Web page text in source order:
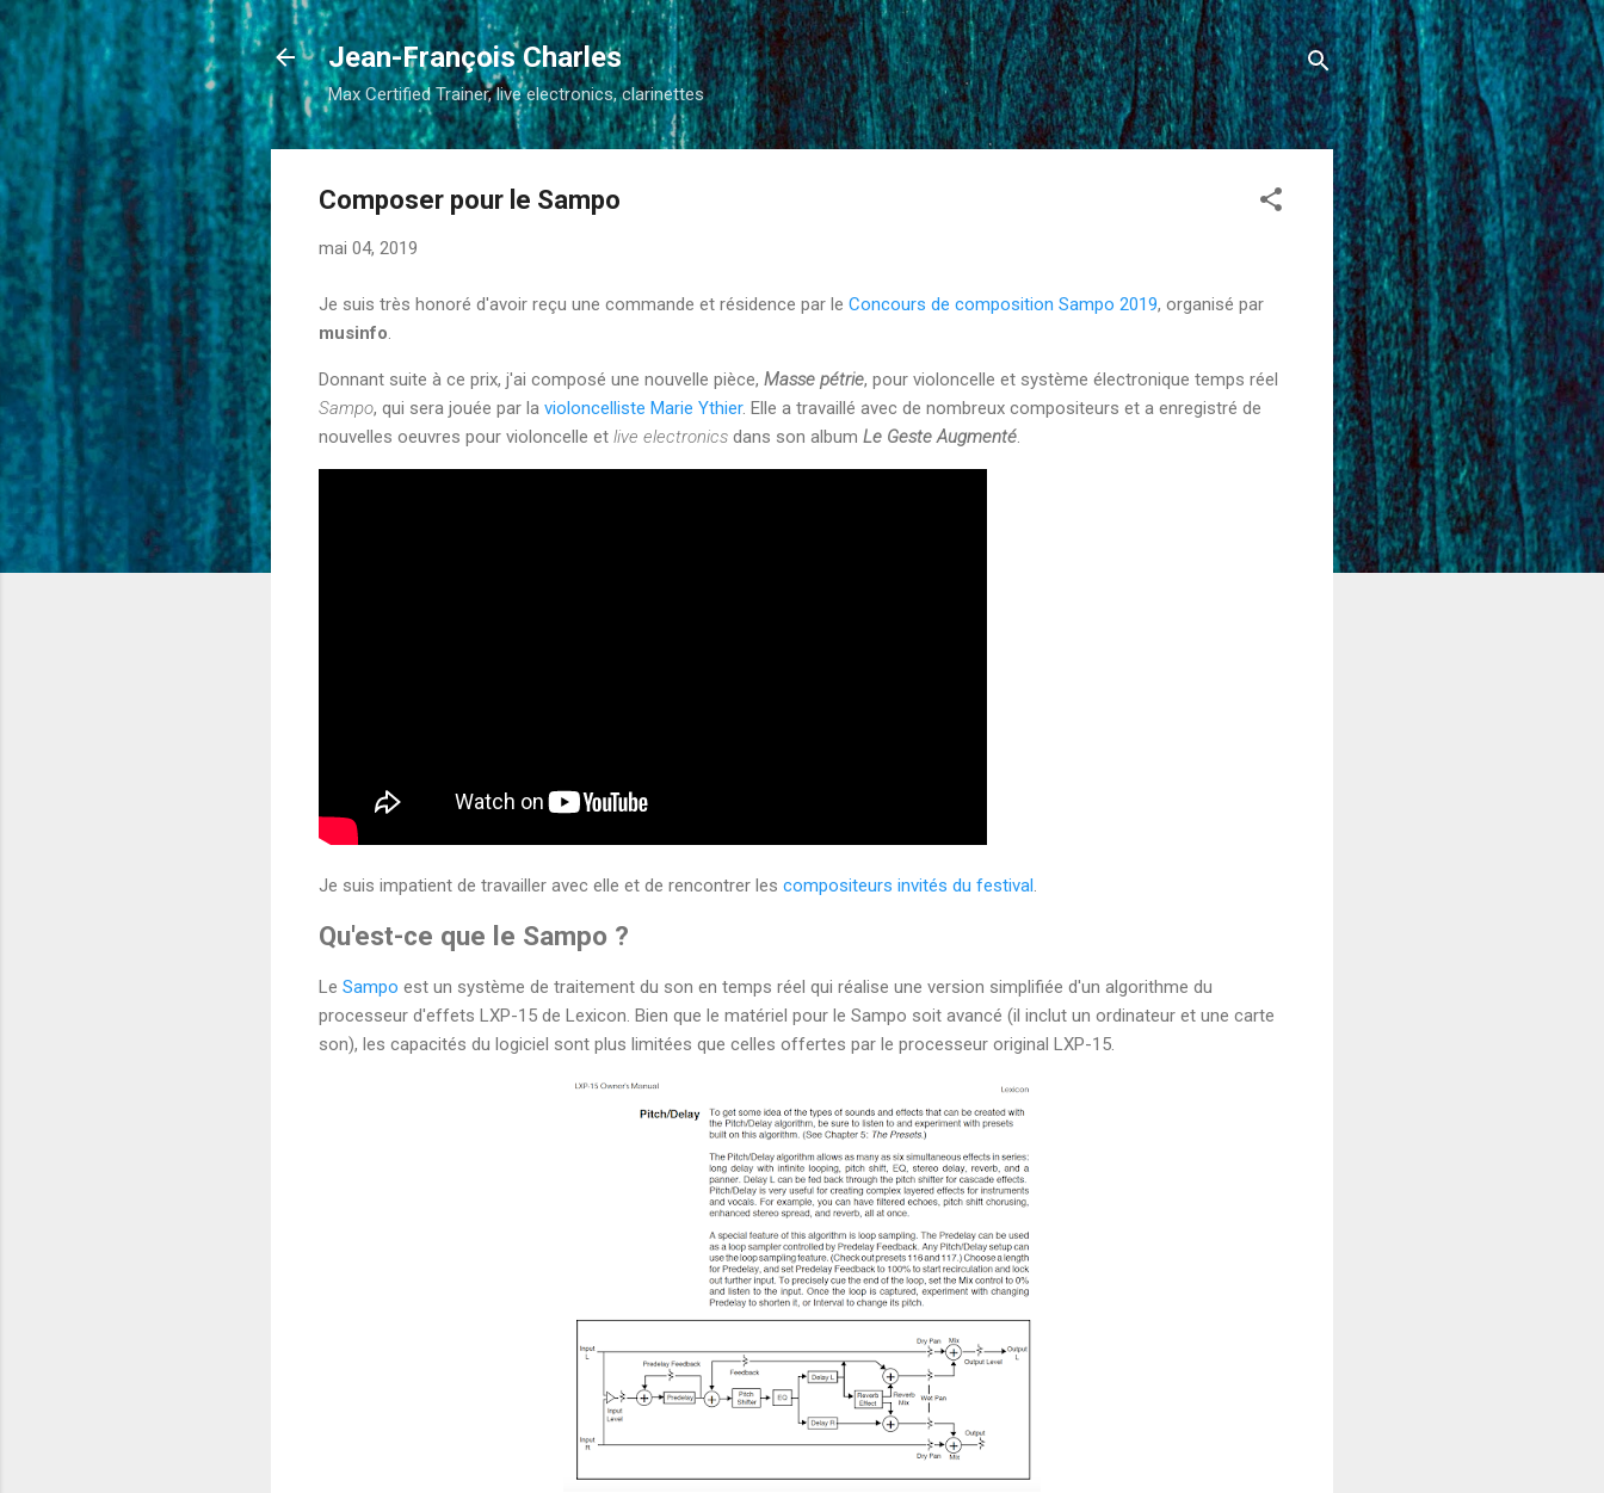
Accéder au contenu principal
Jean-François Charles
Max Certified Trainer, live electronics, clarinettes
Composer pour le Sampo
mai 04, 2019
Je suis très honoré d'avoir reçu une commande et résidence par le Concours de composition Sampo 2019, organisé par
musinfo
Donnant suite à ce prix, j'ai composé une nouvelle pièce, Masse pétrie, pour violoncelle et système électronique temps réel
Sampo, qui sera jouée par la violoncelliste Marie Ythier. Elle a travaillé avec de nombreux compositeurs et a enregistré de
nouvelles oeuvres pour violoncelle et live electronics dans son album Le Geste Augmenté
Je suis impatient de travailler avec elle et de rencontrer les compositeurs invités du festival
Qu'est-ce que le Sampo ?
Le Sampo est un système de traitement du son en temps réel qui réalise une version simplifiée d'un algorithme du
processeur d'effets LXP-15 de Lexicon. Bien que le matériel pour le Sampo soit avancé (il inclut un ordinateur et une carte
son), les capacités du logiciel sont plus limitées que celles offertes par le processeur original LXP-15.